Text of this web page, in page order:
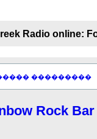
���
Radio
���������
Rock Bar